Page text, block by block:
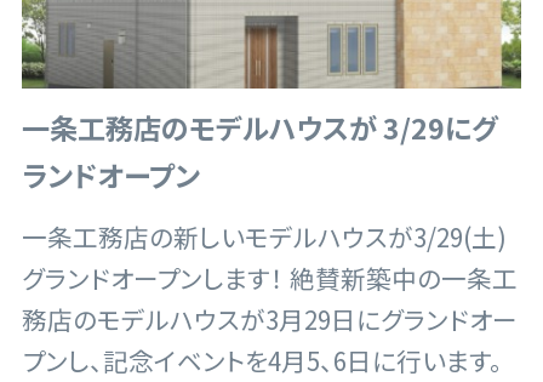
一条工務店のモデルハウスが 3/29にグ
ランドオープン
一条工務店の新しいモデルハウスが3/29(土)
グランドオープンします！ 絶賛新築中の一条工
務店のモデルハウスが3月29日にグランドオー
プンし、記念イベントを4月5、6日に行います。